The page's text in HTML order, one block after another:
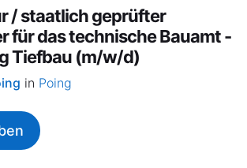
/ staatlich geprüfter
für das technische Bauamt -
Tiefbau (m/w/d)
in Poing